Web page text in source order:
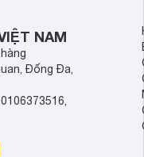
NAM
Đống Đa,